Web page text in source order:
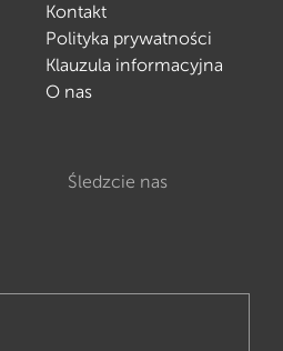
Kontakt
Polityka prywatności
Klauzula informacyjna
O nas
Śledzcie nas